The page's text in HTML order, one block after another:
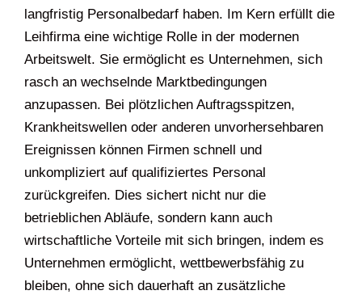
langfristig Personalbedarf haben. Im Kern erfüllt die
Leihfirma eine wichtige Rolle in der modernen
Arbeitswelt. Sie ermöglicht es Unternehmen, sich
rasch an wechselnde Marktbedingungen
anzupassen. Bei plötzlichen Auftragsspitzen,
Krankheitswellen oder anderen unvorhersehbaren
Ereignissen können Firmen schnell und
unkompliziert auf qualifiziertes Personal
zurückgreifen. Dies sichert nicht nur die
betrieblichen Abläufe, sondern kann auch
wirtschaftliche Vorteile mit sich bringen, indem es
Unternehmen ermöglicht, wettbewerbsfähig zu
bleiben, ohne sich dauerhaft an zusätzliche